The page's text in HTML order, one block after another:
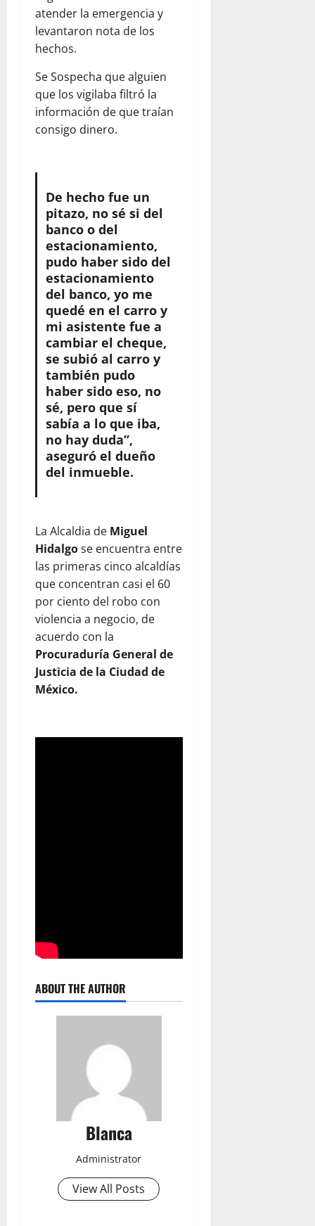
atender la emergencia y
levantaron nota de los
hechos.
Se Sospecha que alguien
que los vigilaba filtró la
información de que traían
consigo dinero.
De hecho fue un
pitazo, no sé si del
banco o del
estacionamiento,
pudo haber sido del
estacionamiento
del banco, yo me
quedé en el carro y
mi asistente fue a
cambiar el cheque,
se subió al carro y
también pudo
haber sido eso, no
sé, pero que sí
sabía a lo que iba,
no hay duda”,
aseguró el dueño
del inmueble.
La Alcaldia de Miguel
Hidalgose encuentra entre
las primeras cinco alcaldías
que concentran casi el 60
por ciento del robo con
violencia a negocio, de
acuerdo con la
Procuraduría General de
Justicia de la Ciudad de
México.
ABOUT THE AUTHOR
Blanca
Administrator
View All Posts